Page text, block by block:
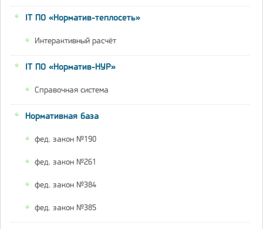
IT ПО «Норматив-теплосеть»
Интерактивный расчёт
IT ПО «Норматив-НУР»
Справочная система
Нормативная база
фед. закон №190
фед. закон №261
фед. закон №384
фед. закон №385